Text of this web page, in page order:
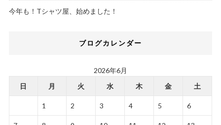
今年も！Tシャツ屋、始めました！
ブログカレンダー
2026年6月
日
月 火 水 木 金 土
1 2 3 4 5 6